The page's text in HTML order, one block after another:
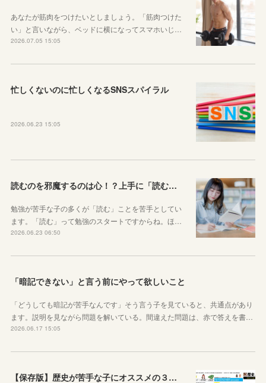
あなたが筋肉をつけたいとしましょう。「筋肉つけた
い」と言いながら、ベッドに横になってスマホいじ…
2026.07.05 15:05
忙しくないのに忙しくなるSNSスパイラル
2026.06.23 15:05
読むのを邪魔するのは心！？上手に「読む」ための気持ちの対処法
勉強が苦手な子の多くが「読む」ことを苦手としてい
ます。「読む」って勉強のスタートですからね。ほ…
2026.06.23 06:50
「暗記できない」と言う前にやって欲しいこと
「どうしても暗記が苦手なんです」そう言う子を見ていると、共通点があり
ます。説明を見ながら問題を解いている。間違えた問題は、赤で答えを書…
2026.06.17 15:05
【保存版】歴史が苦手な子にオススメの３つの勉強法！オリジナルプリントもご紹介！